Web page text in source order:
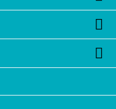

